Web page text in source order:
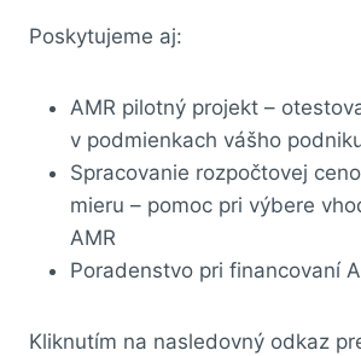
Poskytujeme aj:
AMR pilotný projekt –
v podmienkach vášho
Spracovanie rozpočtovej
mieru – pomoc pri výbere
AMR
Poradenstvo pri financovaní
Kliknutím na nasledovný odkaz